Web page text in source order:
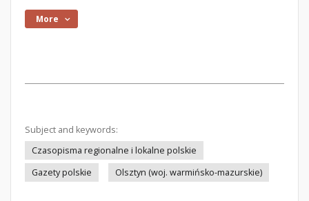
More
Subject and keywords:
Czasopisma regionalne i lokalne polskie
Gazety polskie
Olsztyn (woj. warmińsko-mazurskie)